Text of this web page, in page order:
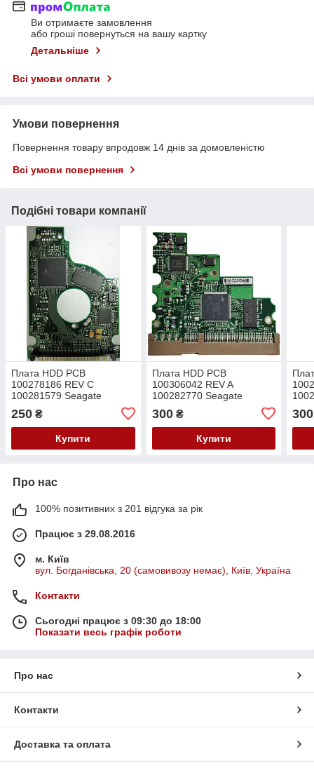
Ви отримаєте замовлення
або гроші повернуться на вашу картку
Детальніше
Всі умови оплати
Умови повернення
Повернення товару впродовж 14 днів за домовленістю
Всі умови повернення
Подібні товари компанії
Плата HDD PCB
100278186 REV C
100281579 Seagate
ST93015A ST94019A
ST94011A
250 ₴
Купити
Плата HDD PCB
100306042 REV A
100282770 Seagate
ST3120022A ST3160021A
300₴
Купити
300
Про нас
100% позитивних з 201 відгука за рік
Працює з 29.08.2016
м. Київ
вул. Богданівська, 20 (самовивозу немає), Київ, Україна
Контакти
Сьогодні працює з 09:30 до 18:00
Показати весь графік роботи
Про нас
Контакти
Доставка та оплата